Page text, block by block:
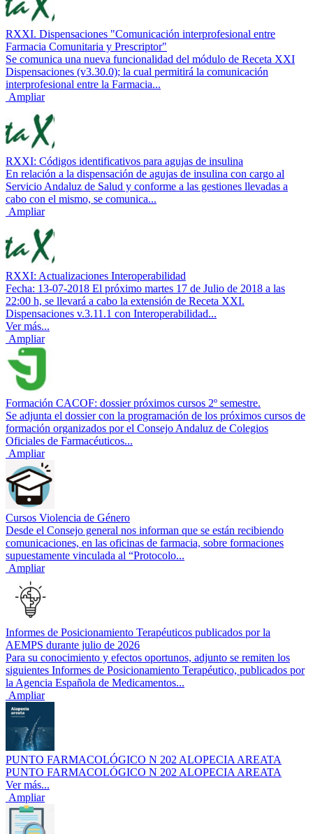
RXXI. Dispensaciones "Comunicación interprofesional entre
Farmacia Comunitaria y Prescriptor"
Se comunica una nueva funcionalidad del módulo de Receta XXI
Dispensaciones (v3.30.0); la cual permitirá la comunicación
interprofesional entre la Farmacia...
Ampliar
RXXI: Códigos identificativos para agujas de insulina
En relación a la dispensación de agujas de insulina con cargo al
Servicio Andaluz de Salud y conforme a las gestiones llevadas a
cabo con el mismo, se comunica...
Ampliar
RXXI: Actualizaciones Interoperabilidad
Fecha: 13-07-2018 El próximo martes 17 de Julio de 2018 a las
22:00 h, se llevará a cabo la extensión de Receta XXI.
Dispensaciones v.3.11.1 con Interoperabilidad...
Ver más...
Ampliar
Formación CACOF: dossier próximos cursos 2º semestre.
Se adjunta el dossier con la programación de los próximos cursos de
formación organizados por el Consejo Andaluz de Colegios
Oficiales de Farmacéuticos...
Ampliar
Cursos Violencia de Género
Desde el Consejo general nos informan que se están recibiendo
comunicaciones, en las oficinas de farmacia, sobre formaciones
supuestamente vinculada al “Protocolo...
Ampliar
Informes de Posicionamiento Terapéuticos publicados por la
AEMPS durante julio de 2026
Para su conocimiento y efectos oportunos, adjunto se remiten los
siguientes Informes de Posicionamiento Terapéutico, publicados por
la Agencia Española de Medicamentos...
Ampliar
PUNTO FARMACOLÓGICO N 202 ALOPECIA AREATA
PUNTO FARMACOLÓGICO N 202 ALOPECIA AREATA
Ver más...
Ampliar